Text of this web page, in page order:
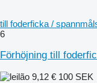
till foderficka /
6
Förhöjning till
9,12 € 100 SEK